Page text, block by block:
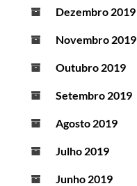
Dezembro 2019
Novembro 2019
Outubro 2019
Setembro 2019
Agosto 2019
Julho 2019
Junho 2019